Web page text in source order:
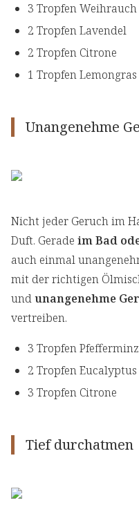
3 Tropfen Weihrauch
2 Tropfen Lavendel
2 Tropfen Citrone
1 Tropfen Lemongras
Unangenehme
Nicht jeder Geruch im
Duft. Gerade im Bad
auch einmal
mit der richtigen
undunangenehme
vertreiben.
3 Tropfen
2 Tropfen Eucalyptus
3 Tropfen Citrone
Tief durchatmen